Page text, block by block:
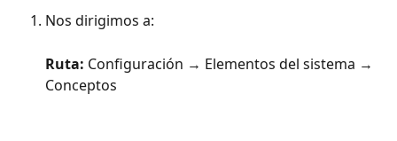
Nos dirigimos a:
Ruta: Configuración → Elementos del sistema →
Conceptos